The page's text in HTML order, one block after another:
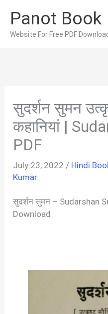
content
Panot Book
Website For Free PDF
सुदर्शन सुमन
कहानियां |
PDF
July 23, 2022 / Hindi
Kumar
सुदर्शन सुमन – Sudarshan
Download